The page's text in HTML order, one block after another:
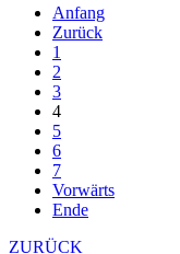
Anfang
Zurück
1
2
3
4
5
6
7
Vorwärts
Ende
ZURÜCK